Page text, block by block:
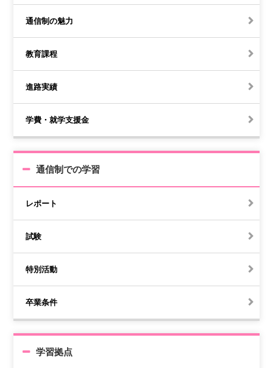
通信制の魅力
教育課程
進路実績
学費・就学支援金
通信制での学習
レポート
試験
特別活動
卒業条件
学習拠点